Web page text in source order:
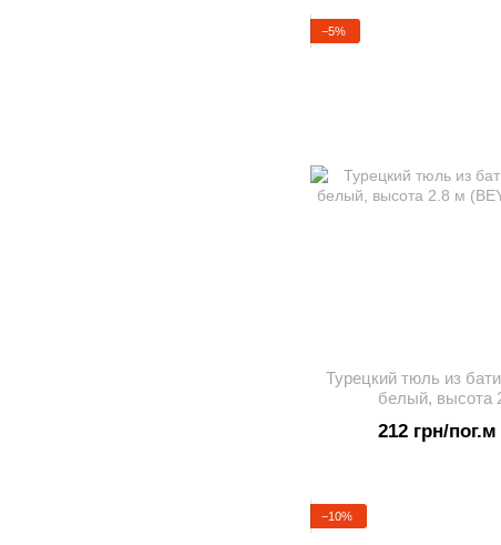
−5%
Турецкий тюль из
белый, высота
212 грн/пог.м
−10%